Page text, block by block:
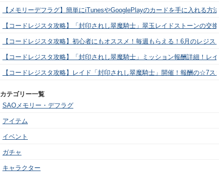
【メモリーデフラグ】簡単にiTunesやGooglePlayのカードを手に入れる方
【コードレジスタ攻略】「封印されし翠魔騎士」翠玉レイドストーンの交
【コードレジスタ攻略】初心者にもオススメ！毎週もらえる！6月のレジ
【コードレジスタ攻略】「封印されし翠魔騎士」ミッション報酬詳細！レ
【コードレジスタ攻略】レイド「封印されし翠魔騎士」開催！報酬の☆7
カテゴリー一覧
SAOメモリー・デフラグ
アイテム
イベント
ガチャ
キャラクター